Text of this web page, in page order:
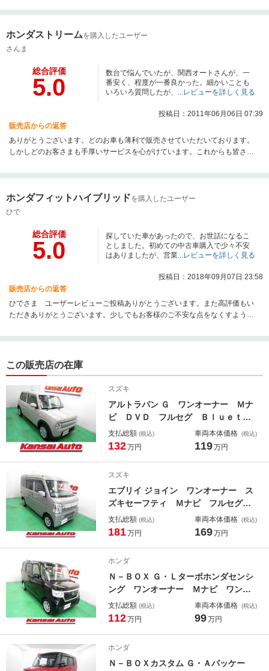
ホンダストリームを購入したユーザー
さんま
総合評価
5.0
数台で悩んでいたが、関西オートさんが、一
番安く、程度が一番良かった。細かいことも
いろいろ質問したが、... レビューを詳しく見る
投稿日：2011年06月06日 07:39
販売店からの返答
ありがとうございます。どのお車も薄利で販売させていただいております。
しかしどのお客さまも手厚いサービスを心がけています。これからも皆さん
す。
ホンダフィットハイブリッドを購入したユーザー
ひで
総合評価
5.0
探していた車があったので、お世話になるこ
としました。初めての中古車購入で少々不安
はありましたが、営業... レビューを詳しく見る
投稿日：2018年09月07日 23:58
販売店からの返答
ひでさま ユーザーレビューご投稿ありがとうございます。また高評価もい
ただきありがとうございます。少しでもお客様のご不安な点をなくすように
もありましたらご利用いただければ幸いです。今回は即決でのご契約ありが
この販売店の在庫
スズキ
アルトラパン Ｇ ワンオーナー Ｍナ
ビ ＤＶＤ フルセグ Ｂｌｕｅｔｏ
ｏｔｈ ソナー ＵＳＢ ドラレコ
Ａストップ ＤカメラＳ Ｐガラス
ー Ｓアラーム
支払総額 (税込)
132万円
車両本体価格 (税込)
119万円
スズキ
エブリイ ジョイン ワンオーナー ス
ズキセーフティ Ｍナビ フルセグ
ＣＤ ＤＶＤ ブルートゥース ＵＳ
Ｂ ソナー ＤカメラＳ Ｐガラス
格ミラー
支払総額 (税込)
181万円
車両本体価格 (税込)
169万円
ホンダ
Ｎ－ＢＯＸ Ｇ・Ｌターボホンダセンシ
ング ワンオーナー Ｍナビ ワンセ
グ ＣＤ ブルートゥース ＵＳＢ
Ｂカメラ ドラレコ ＥＴＣ 両側電
シフト チルトステア オートエアコ
ン
支払総額 (税込)
112万円
車両本体価格 (税込)
99万円
ホンダ
Ｎ－ＢＯＸカスタム Ｇ・Ａパッケー